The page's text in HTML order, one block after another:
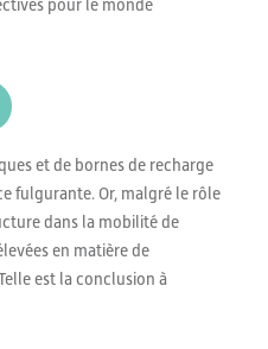
pour le monde
et de bornes de recharge
fulgurante. Or, malgré le rôle
dans la mobilité de
en matière de
est la conclusion à